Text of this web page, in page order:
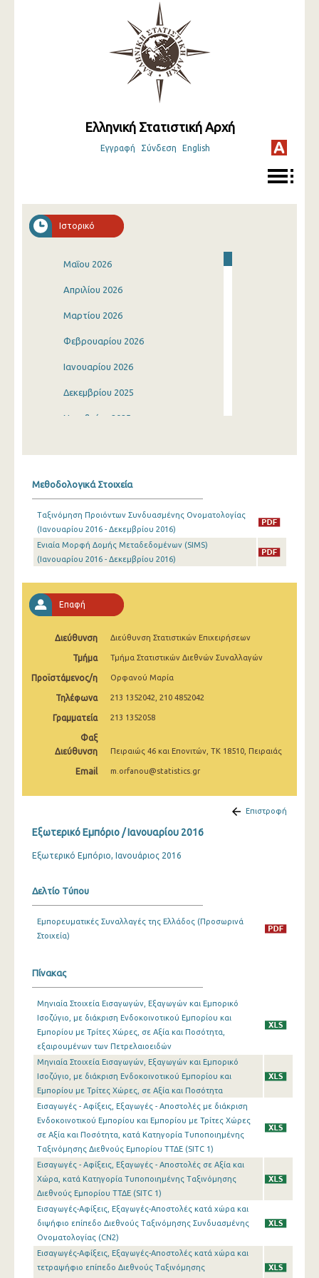
Ελληνική Στατιστική Αρχή
Εγγραφή Σύνδεση English
Ιστορικό
Μαΐου 2026
Απριλίου 2026
Μαρτίου 2026
Φεβρουαρίου 2026
Ιανουαρίου 2026
Δεκεμβρίου 2025
Νοεμβρίου 2025
Ιουλίου 2025
Ιουνίου 2025
Απριλίου 2025
Ιανουαρίου 2025
Δεκεμβρίου 2024
Οκτωβρίου 2024
Σεπτεμβρίου 2024
Ιουλίου 2024
Ιουνίου 2024
Απριλίου 2024
Μαρτίου 2024
Δεκεμβρίου 2023
Νοεμβρίου 2023
Οκτωβρίου 2023
Σεπτεμβρίου 2023
Αυγούστου 2023
Ιουλίου 2023
Ιουνίου 2023
Μαΐου 2023
Απριλίου 2023
Μαρτίου 2023
Φεβρουαρίου 2023
Μεθοδολογικά Στοιχεία
Ταξινόμηση Προιόντων Συνδυασμένης Ονοματολογίας
(Ιανουαρίου 2016 - Δεκεμβρίου 2016)
Ενιαία Μορφή Δομής Μεταδεδομένων (SIMS)
(Ιανουαρίου 2016 - Δεκεμβρίου 2016)
Επαφή
Διεύθυνση Διεύθυνση Στατιστικών Επιχειρήσεων
Τμήμα Τμήμα Στατιστικών Διεθνών Συναλλαγών
Προϊστάμενος/η Ορφανού Μαρία
Τηλέφωνα 213 1352042, 210 4852042
Γραμματεία 213 1352058
Φαξ
Διεύθυνση
Πειραιώς 46 και Επονιτών, ΤΚ 18510, Πειραιάς
Email m.orfanou@statistics.gr
Επιστροφή
Εξωτερικό Εμπόριο / Ιανουαρίου 2016
Εξωτερικό Εμπόριο, Ιανουάριος 2016
Δελτίο Τύπου
Εμπορευματικές Συναλλαγές της Ελλάδος (Προσωρινά
Στοιχεία)
Πίνακας
Μηνιαία Στοιχεία Εισαγωγών, Εξαγωγών και Εμπορικό
Ισοζύγιο, με διάκριση Ενδοκοινοτικού Εμπορίου και
Εμπορίου με Τρίτες Χώρες, σε Αξία και Ποσότητα,
εξαιρουμένων των Πετρελαιοειδών
Μηνιαία Στοιχεία Εισαγωγών, Εξαγωγών και Εμπορικό
Ισοζύγιο, με διάκριση Ενδοκοινοτικού Εμπορίου και
Εμπορίου με Τρίτες Χώρες, σε Αξία και Ποσότητα
Εισαγωγές - Αφίξεις, Εξαγωγές - Αποστολές με διάκριση
Ενδοκοινοτικού Εμπορίου και Εμπορίου με Τρίτες Χώρες
σε Αξία και Ποσότητα, κατά Κατηγορία Τυποποιημένης
Ταξινόμησης Διεθνούς Εμπoρίου ΤΤΔΕ (SITC 1)
Εισαγωγές - Αφίξεις, Εξαγωγές - Αποστολές σε Αξία και
Χώρα, κατά Κατηγορία Τυποποιημένης Ταξινόμησης
Διεθνούς Εμπορίου ΤΤΔΕ (SITC 1)
Εισαγωγές-Αφίξεις, Εξαγωγές-Αποστολές κατά χώρα και
διψήφιο επίπεδο Διεθνούς Ταξινόμησης Συνδυασμένης
Ονοματολογίας (CN2)
Εισαγωγές-Αφίξεις, Εξαγωγές-Αποστολές κατά χώρα και
τετραψήφιο επίπεδο Διεθνούς Ταξινόμησης